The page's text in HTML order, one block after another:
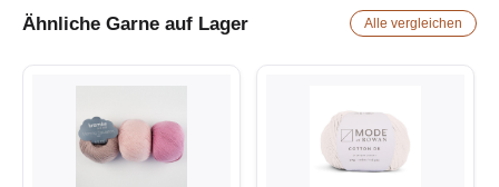
Ähnliche Garne auf Lager Alle vergleichen